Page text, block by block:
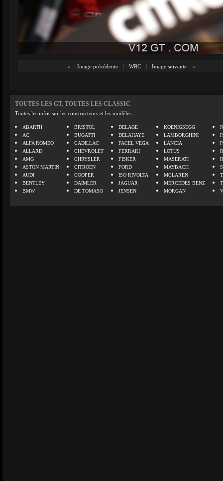
« Image précédente | WRC | Image suivante »
TOUTES LES GT, TOUTES LES CLASSIC
Toutes les infos sur les constructeurs et les modèles.
ABARTH
AC
ALFA ROMEO
ALLARD
AMG
ASTON MARTIN
AUDI
BENTLEY
BMW
BRISTOL
BUGATTI
CADILLAC
CHEVROLET
CHRYSLER
CITROEN
COOPER
DAIMLER
DE TOMASO
DELAGE
DELAHAYE
FACEL VEGA
FERRARI
FISKER
FORD
ISO RIVOLTA
JAGUAR
JENSEN
KOENIGSEGG
LAMBORGHINI
LANCIA
LOTUS
MASERATI
MAYBACH
MCLAREN
MERCEDES BENZ
MORGAN